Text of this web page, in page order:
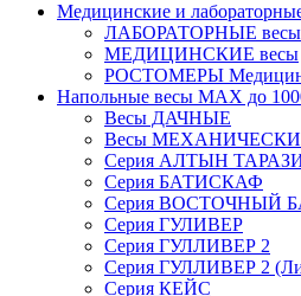
Медицинские и
ЛАБОРАТОРНЫЕ весы
МЕДИЦИНСКИЕ весы
РОСТОМЕРЫ
Напольные весы MAX до
Весы ДАЧНЫЕ
Весы
Серия АЛТЫН
Серия БАТИСКАФ
Серия ВОСТОЧНЫЙ
Серия ГУЛИВЕР
Серия ГУЛЛИВЕР 2
Серия ГУЛЛИВЕР 2
Серия КЕЙС